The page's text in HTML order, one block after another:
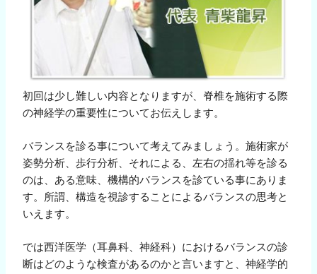
初回は少し難しい内容となりますが、脊椎を施術する際
の神経学の重要性についてお伝えします。
バランスを診る事について考えてみましょう。施術家が
姿勢分析、歩行分析、それによる、左右の揺れ等を診る
のは、ある意味、機構的バランスを診ている事にありま
す。所謂、構造を視診することによるバランスの思考と
いえます。
では西洋医学（耳鼻科、神経科）におけるバランスの診
断はどのような検査があるのかと言いますと、神経学的